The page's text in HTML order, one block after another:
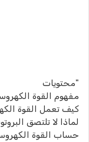
"محتويات
مفهوم القوة
كيف تعمل القوة
لماذا لا تلتصق
حساب القوة